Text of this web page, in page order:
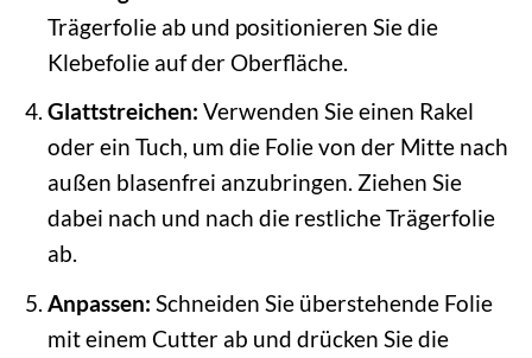
Trägerfolie ab und positionieren Sie die
Klebefolie auf der Oberfläche.
Glattstreichen: Verwenden Sie einen Rakel
oder ein Tuch, um die Folie von der Mitte nach
außen blasenfrei anzubringen. Ziehen Sie
dabei nach und nach die restliche Trägerfolie
ab.
Anpassen: Schneiden Sie überstehende Folie
mit einem Cutter ab und drücken Sie die